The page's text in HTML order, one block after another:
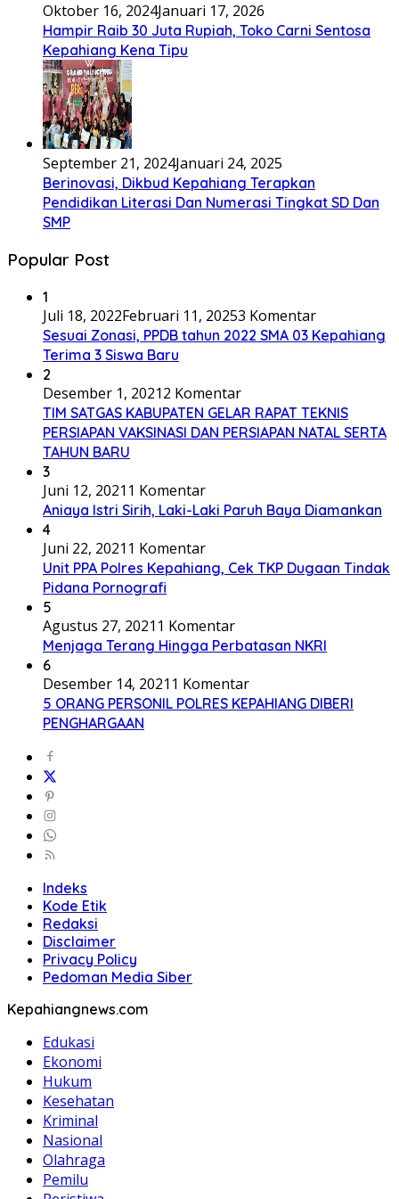
Oktober 16, 2024Januari 17, 2026
Hampir Raib 30 Juta Rupiah, Toko Carni Sentosa
Kepahiang Kena Tipu
September 21, 2024Januari 24, 2025
Berinovasi, Dikbud Kepahiang Terapkan
Pendidikan Literasi Dan Numerasi Tingkat SD Dan
SMP
Popular Post
1
Juli 18, 2022Februari 11, 20253 Komentar
Sesuai Zonasi, PPDB tahun 2022 SMA 03 Kepahiang
Terima 3 Siswa Baru
2
Desember 1, 20212 Komentar
TIM SATGAS KABUPATEN GELAR RAPAT TEKNIS
PERSIAPAN VAKSINASI DAN PERSIAPAN NATAL SERTA
TAHUN BARU
3
Juni 12, 2021 1 Komentar
Aniaya Istri Sirih, Laki-Laki Paruh Baya Diamankan
4
Juni 22, 2021 1 Komentar
Unit PPA Polres Kepahiang, Cek TKP Dugaan Tindak
Pidana Pornografi
5
Agustus 27, 2021 1 Komentar
Menjaga Terang Hingga Perbatasan NKRI
6
Desember 14, 2021 1 Komentar
5 ORANG PERSONIL POLRES KEPAHIANG DIBERI
PENGHARGAAN
Indeks
Kode Etik
Redaksi
Disclaimer
Privacy Policy
Pedoman Media Siber
Kepahiangnews.com
Edukasi
Ekonomi
Hukum
Kesehatan
Kriminal
Nasional
Olahraga
Pemilu